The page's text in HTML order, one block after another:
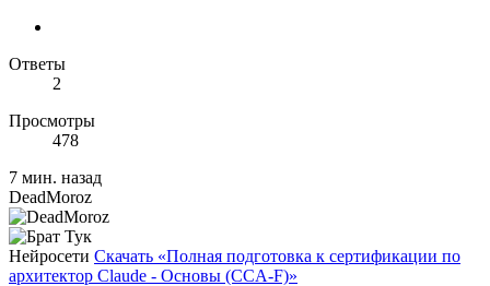
Ответы
2
Просмотры
478
7 мин. назад
DeadMoroz
Нейросети Скачать «Полная подготовка к сертификации по
архитектор Claude - Основы (CCA-F)»